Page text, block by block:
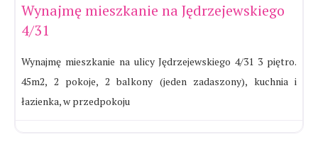
Wynajmę mieszkanie na Jędrzejewskiego
4/31
Wynajmę mieszkanie na ulicy Jędrzejewskiego 4/31 3 piętro.
45m2, 2 pokoje, 2 balkony (jeden zadaszony), kuchnia i
łazienka, w przedpokoju